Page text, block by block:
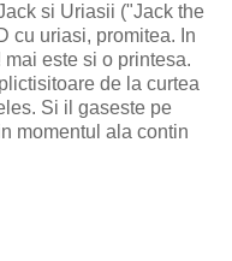
si Uriasii ("Jack the
cu uriasi, promitea. In
este si o printesa.
de la curtea
Si il gaseste pe
momentul ala contin